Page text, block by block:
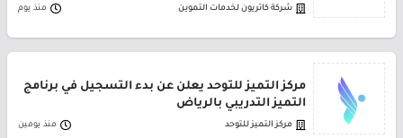
شركة كاتريون لخدمات التموين منذ يوم
مركز التميز للتوحد يعلن عن بدء التسجيل في برنامج
التميز التدريبي بالرياض
مركز التميز للتوحد منذ يومين